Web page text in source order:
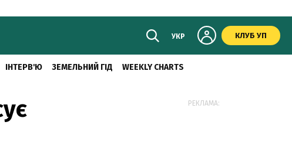
УКР КЛУБ УП
ІНТЕРВ'Ю ЗЕМЕЛЬНИЙ ГІД WEEKLY CHARTS
РЕКЛАМА: